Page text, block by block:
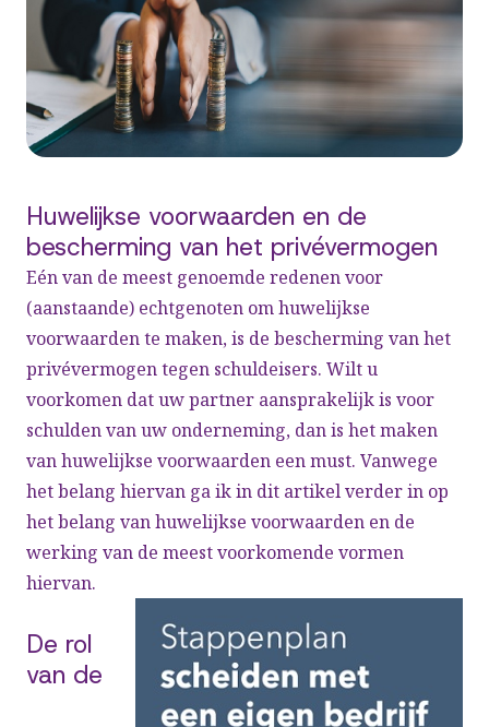
Huwelijkse voorwaarden en de
bescherming van het privévermogen
Eén van de meest genoemde redenen voor
(aanstaande) echtgenoten om huwelijkse
voorwaarden te maken, is de bescherming van het
privévermogen tegen schuldeisers. Wilt u
voorkomen dat uw partner aansprakelijk is voor
schulden van uw onderneming, dan is het maken
van huwelijkse voorwaarden een must. Vanwege
het belang hiervan ga ik in dit artikel verder in op
het belang van huwelijkse voorwaarden en de
werking van de meest voorkomende vormen
hiervan.
De rol
van de